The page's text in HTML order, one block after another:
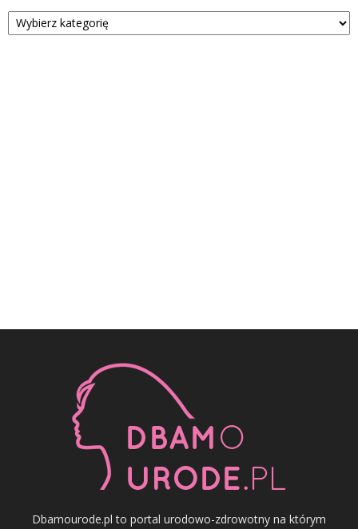
Kategorie
Dbamourode.pl to portal urodowo-zdrowotny na którym